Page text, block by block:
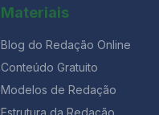
Materiais
Blog do Redação Online
Conteúdo Gratuito
Modelos de Redação
Estrutura da Redação